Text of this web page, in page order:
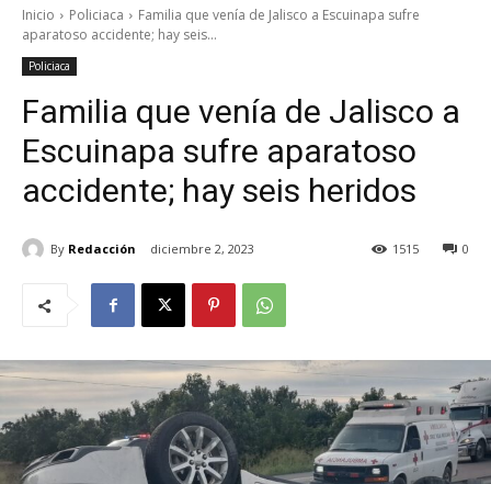
Inicio Policiaca
Familia que venía de Jalisco a Escuinapa sufre
aparatoso accidente; hay seis...
Policiaca
Familia que venía de Jalisco a
Escuinapa sufre aparatoso
accidente; hay seis heridos
By Redacción diciembre 2, 2023 0
1515